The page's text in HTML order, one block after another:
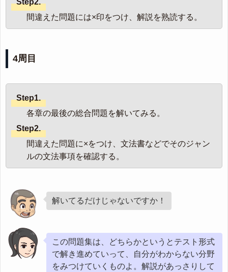
間違えた問題には×印をつけ、解説を熟読する。
4周目
Step1.
各章の最後の総合問題を解いてみる。
Step2.
間違えた問題に×をつけ、文法書などでそのジャン
ルの文法事項を確認する。
解いてるだけじゃないですか！
この問題集は、どちらかというとテスト形式
で解き進めていって、自分がわからない分野
をみつけていくものよ。解説があっさりして